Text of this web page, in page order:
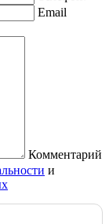
Email
Комментарий
и